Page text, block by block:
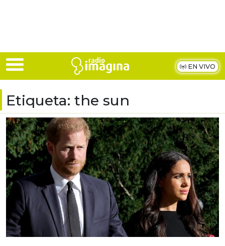
EN VIVO
Etiqueta: the sun